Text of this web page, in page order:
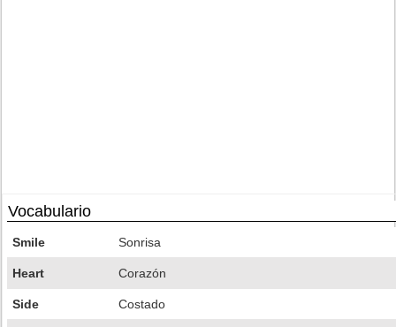
Vocabulario
Smile Sonrisa
Heart Corazón
Side Costado